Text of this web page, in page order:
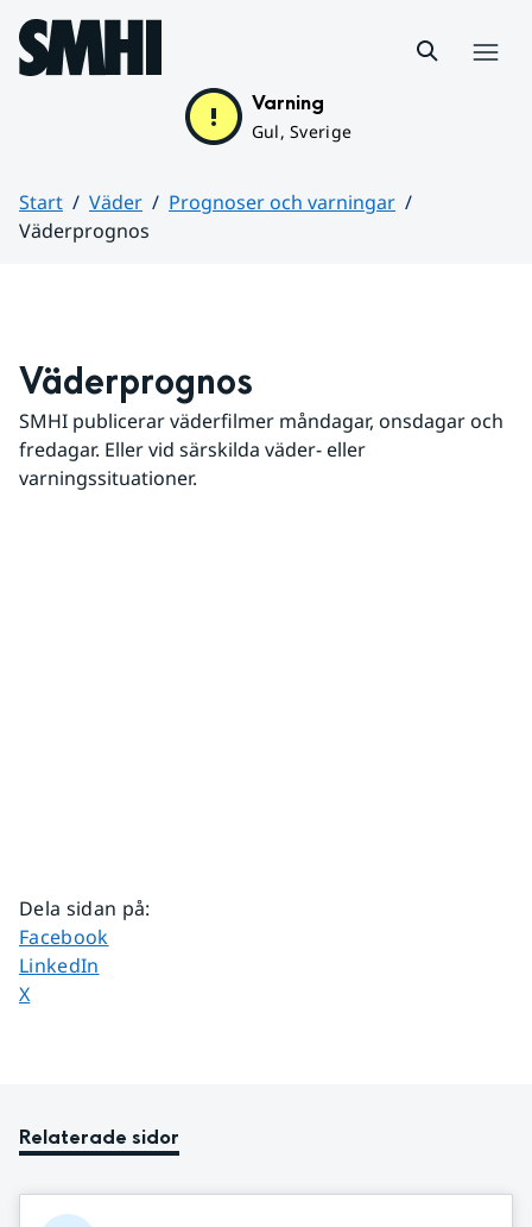
Hoppa till sidans innehåll
Varning
Gul, Sverige
Start Väder
Prognoser och varningar
Väderprognos
Väderprognos
SMHI publicerar väderfilmer måndagar, onsdagar och
fredagar. Eller vid särskilda väder- eller
varningssituationer.
Dela sidan på:
Dela sidan på
Facebook
Dela sidan på
LinkedIn
Dela sidan på
X
Relaterade sidor